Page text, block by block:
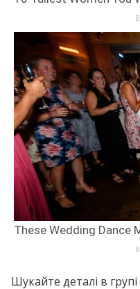
Шукайте деталі в групі